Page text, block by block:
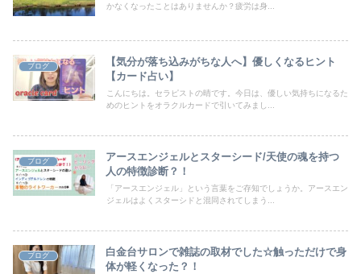
かなくなったことはありませんか？疲労は身...
ブログ
【気分が落ち込みがちな人へ】優しくなるヒント
【カード占い】
こんにちは。セラピストの晴です。今日は、優しい気持ちになるた
めのヒントをオラクルカードで引いてみまし...
ブログ
アースエンジェルとスターシード/天使の魂を持つ
人の特徴診断？！
「アースエンジェル」という言葉をご存知でしょうか。アースエン
ジェルはよくスターシドと混同されてしまう...
ブログ
白金台サロンで雑誌の取材でした☆触っただけで身
体が軽くなった？！